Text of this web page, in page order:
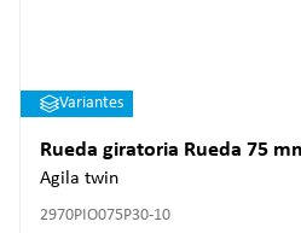
Variantes
Rueda giratoria Rueda 75
Agila twin
2970PIO075P30-10